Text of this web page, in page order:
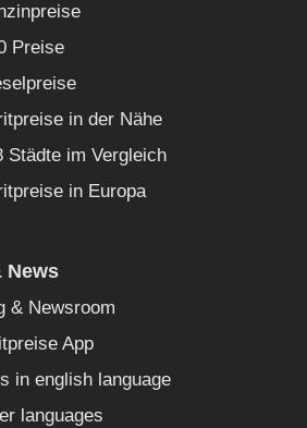
Preise
in der Nähe
Städte im Vergleich
in Europa
News
& Newsroom
App
in english language
languages